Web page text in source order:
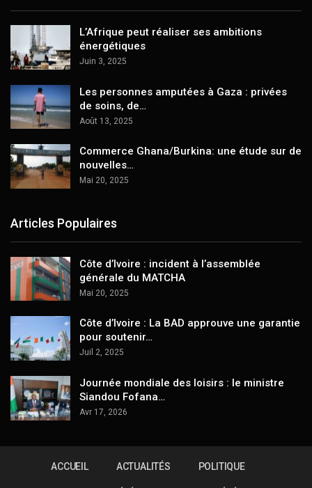
L’Afrique peut réaliser ses ambitions
énergétiques
Juin 3, 2025
Les personnes amputées à Gaza : privées
de soins, de…
Août 13, 2025
Commerce Ghana/Burkina: une étude sur de
nouvelles…
Mai 20, 2025
Articles Populaires
Côte d’Ivoire : incident à l’assemblée
générale du MATCHA
Mai 20, 2025
Côte d’Ivoire : La BAD approuve une garantie
pour soutenir…
Juil 2, 2025
Journée mondiale des loisirs : le ministre
Siandou Fofana…
Avr 17, 2026
ACCUEIL ACTUALITÉS POLITIQUE